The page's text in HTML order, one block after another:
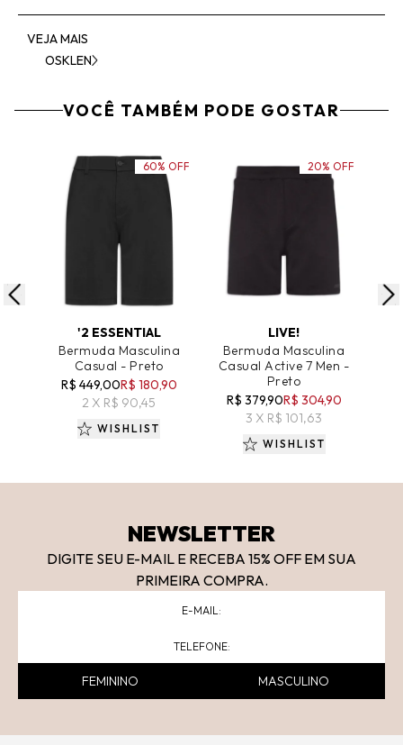
VEJA MAIS
OSKLEN
VOCÊ TAMBÉM PODE GOSTAR
ADICIONAR AO CARRINHO
'2 ESSENTIAL
Bermuda Masculina
Casual - Preto
R$ 449,00R$ 180,90
2 X R$ 90,45
60% OFF
WISHLIST
LIVE!
Bermuda Masculina
Casual Active 7 Men -
Preto
R$ 379,90R$ 304,90
3 X R$ 101,63
20% OFF
WISHLIST
NEWSLETTER
DIGITE SEU E-MAIL E RECEBA 15% OFF EM SUA
PRIMEIRA COMPRA.
FEMININO MASCULINO